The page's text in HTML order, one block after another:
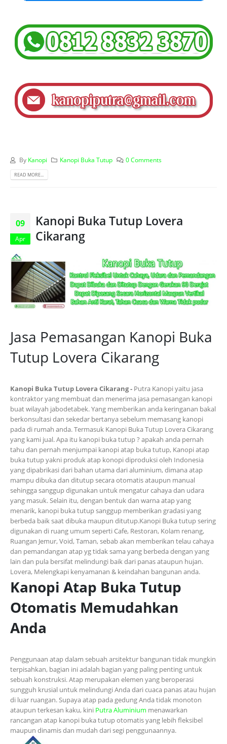
By Kanopi Kanopi Buka Tutup 0 Comments
READ MORE...
09
Apr
Kanopi Buka Tutup Lovera
Cikarang
Jasa Pemasangan Kanopi Buka
Tutup Lovera Cikarang
Kanopi Buka Tutup Lovera Cikarang - Putra Kanopi yaitu jasa
kontraktor yang membuat dan menerima jasa pemasangan kanopi
buat wilayah jabodetabek. Yang memberikan anda keringanan bakal
berkonsultasi dan sekedar bertanya sebelum memasang kanopi
pada di rumah anda. Termasuk Kanopi Buka Tutup Lovera Cikarang
yang kami jual. Apa itu kanopi buka tutup ? apakah anda pernah
tahu dan pernah menjumpai kanopi atap buka tutup, Kanopi atap
buka tutup yakni produk atap konopi diproduksi oleh Indonesia
yang dipabrikasi dari bahan utama dari aluminium, dimana atap
mampu dibuka dan ditutup secara otomatis ataupun manual
sehingga sanggup digunakan untuk mengatur cahaya dan udara
yang masuk. Selain itu, dengan bentuk dan warna atap yang
menarik, kanopi buka tutup sanggup memberikan gradasi yang
berbeda baik saat dibuka maupun ditutup.Kanopi Buka tutup sering
digunakan di ruang umum seperti Cafe, Restoran, Kolam renang,
Ruangan Jemur, Void, Taman,sebabakan memberikan telau cahaya
dan pemandangan atapygtidak sama yang berbeda dengan yang
lain dan pula bersifat melindungi baik dari panasataupun hujan.
Lovera, Melengkapi kenyamanan & keindahan bangunan anda.
Kanopi Atap Buka Tutup
Otomatis Memudahkan
Anda
Penggunaan atap dalam sebuah arsitektur bangunan tidak mungkin
terpisahkan, bagian ini adalah bagian yang paling penting untuk
sebuah konstruksi. Atap merupakan elemen yang beroperasi
sungguh krusial untuk melindungi Anda dari cuaca panas atau hujan
di luar ruangan. Supaya atap pada gedung Anda tidak monoton
ataupun terkesan kaku, kini Putra Aluminium menawarkan
rancangan atap kanopi buka tutup otomatis yang lebih fleksibel
maupun dinamis dan mudah dari segi penggunaannya.